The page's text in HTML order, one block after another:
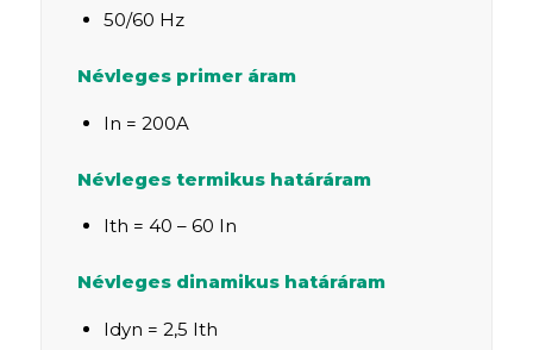
50/60 Hz
Névleges primer áram
In = 200A
Névleges termikus határáram
Ith = 40 – 60 In
Névleges dinamikus határáram
Idyn = 2,5 Ith